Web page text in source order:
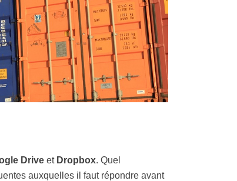
Drive et Dropbox. Quel
auxquelles il faut répondre avant